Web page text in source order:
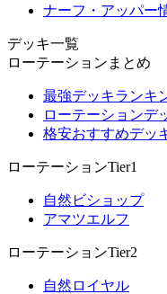
ナーフ・アッパー
デッキ一覧
ローテーションまとめ
最強デッキランキ
ローテーションデ
格安おすすめデッ
ローテーションTier1
自然ビショップ
アマツエルフ
ローテーションTier2
自然ロイヤル